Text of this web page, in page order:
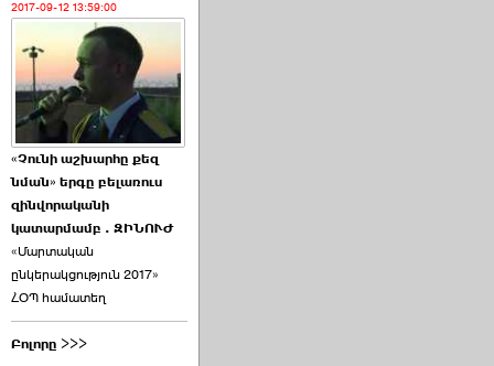
2017-09-12 13:59:00
«Չունի աշխարհը քեզ
նման» երգը բելառուս
զինվորականի
կատարմամբ . ԶԻՆՈՒԺ
«Մարտական
ընկերակցություն 2017»
ՀՕՊ համատեղ
Բոլորը >>>